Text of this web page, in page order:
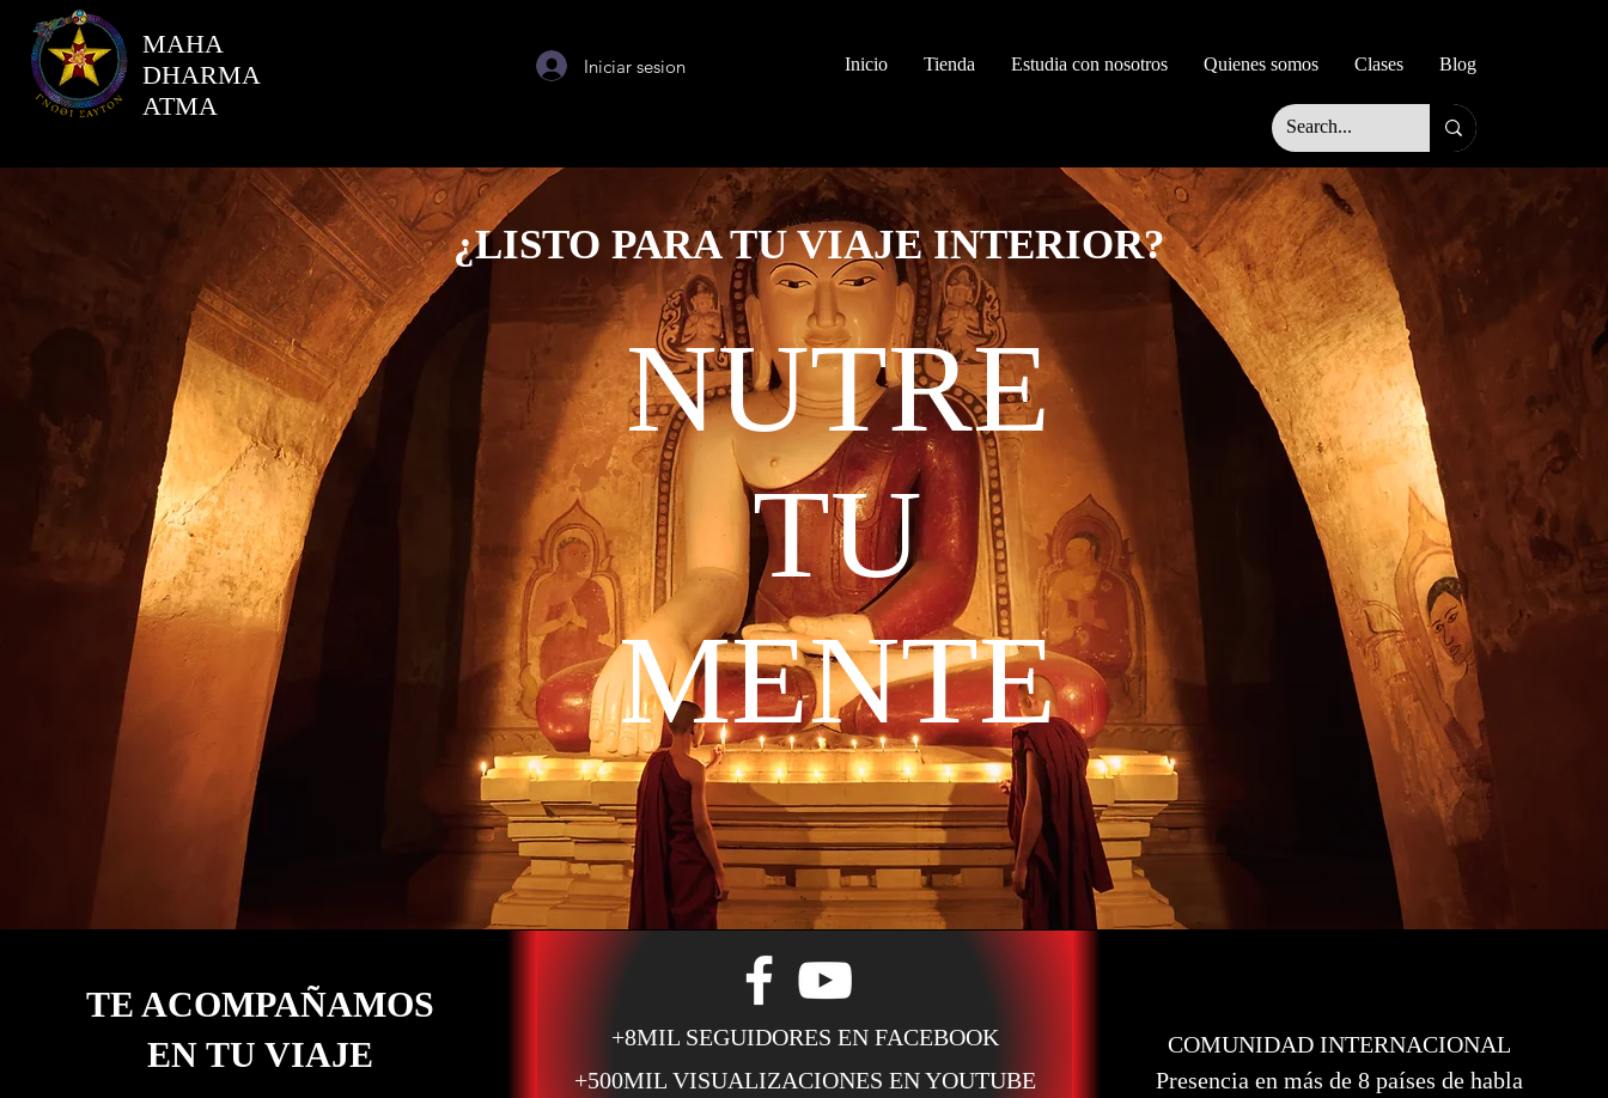
MAHA
DHARMA
ATMA
Iniciar sesion Inicio Tienda Estudia con nosotros Quienes somos Clases Blog
¿LISTO PARA TU VIAJE INTERIOR?
NUTRE
TU
MENTE
TE ACOMPAÑAMOS
EN TU VIAJE
+8MIL SEGUIDORES EN FACEBOOK
+500MIL VISUALIZACIONES EN YOUTUBE
COMUNIDAD INTERNACIONAL
Presencia en más de 8 países de habla